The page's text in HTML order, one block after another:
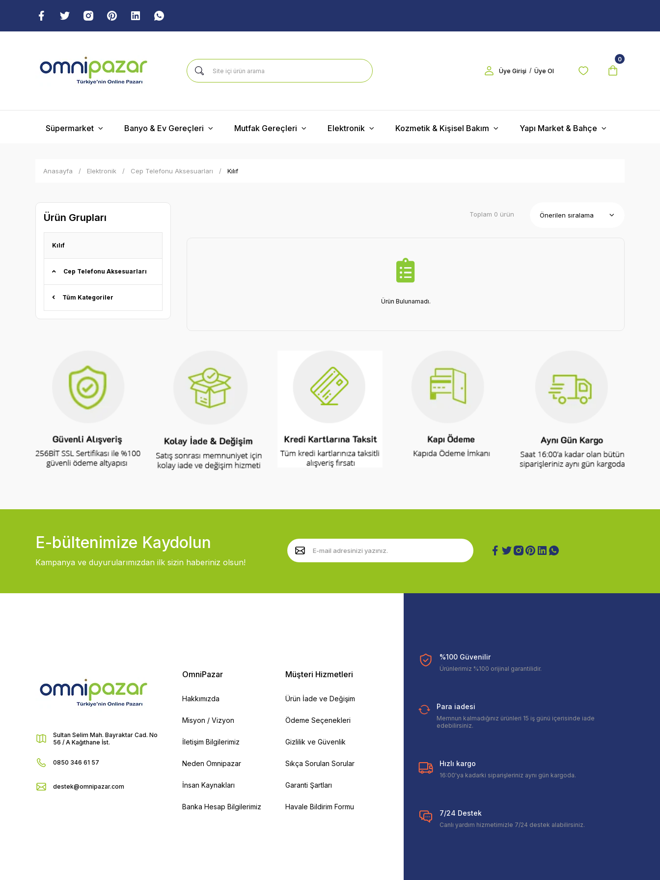
Üye Girişi / Üye Ol
0
Süpermarket Banyo & Ev Gereçleri Mutfak Gereçleri Elektronik Kozmetik & Kişisel Bakım Yapı Market & Bahçe
Anasayfa Elektronik Cep Telefonu Aksesuarları Kılıf
Ürün Grupları
Kılıf
Cep Telefonu Aksesuarları
Tüm Kategoriler
Toplam 0 ürün
Ürün Bulunamadı.
E-bültenimize Kaydolun
Kampanya ve duyurularımızdan ilk sizin haberiniz olsun!
Sultan Selim Mah. Bayraktar Cad. No
56 / A Kağıthane İst.
0850 346 61 57
destek@omnipazar.com
OmniPazar
Hakkımızda
Misyon / Vizyon
İletişim Bilgilerimiz
Neden Omnipazar
İnsan Kaynakları
Banka Hesap Bilgilerimiz
Müşteri Hizmetleri
Ürün İade ve Değişim
Ödeme Seçenekleri
Gizlilik ve Güvenlik
Sıkça Sorulan Sorular
Garanti Şartları
Havale Bildirim Formu
%100 Güvenilir
Ürünlerimiz %100 orijinal garantilidir.
Para iadesi
Memnun kalmadığınız ürünleri 15 iş günü içerisinde iade
edebilirsiniz.
Hızlı kargo
16:00'ya kadarki siparişleriniz aynı gün kargoda.
7/24 Destek
Canlı yardım hizmetimizle 7/24 destek alabilirsiniz.